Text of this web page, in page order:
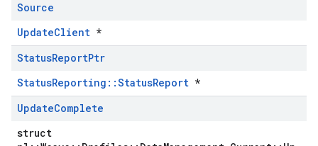
Source
UpdateClient *
StatusReportPtr
StatusReporting::StatusReport *
UpdateComplete
struct